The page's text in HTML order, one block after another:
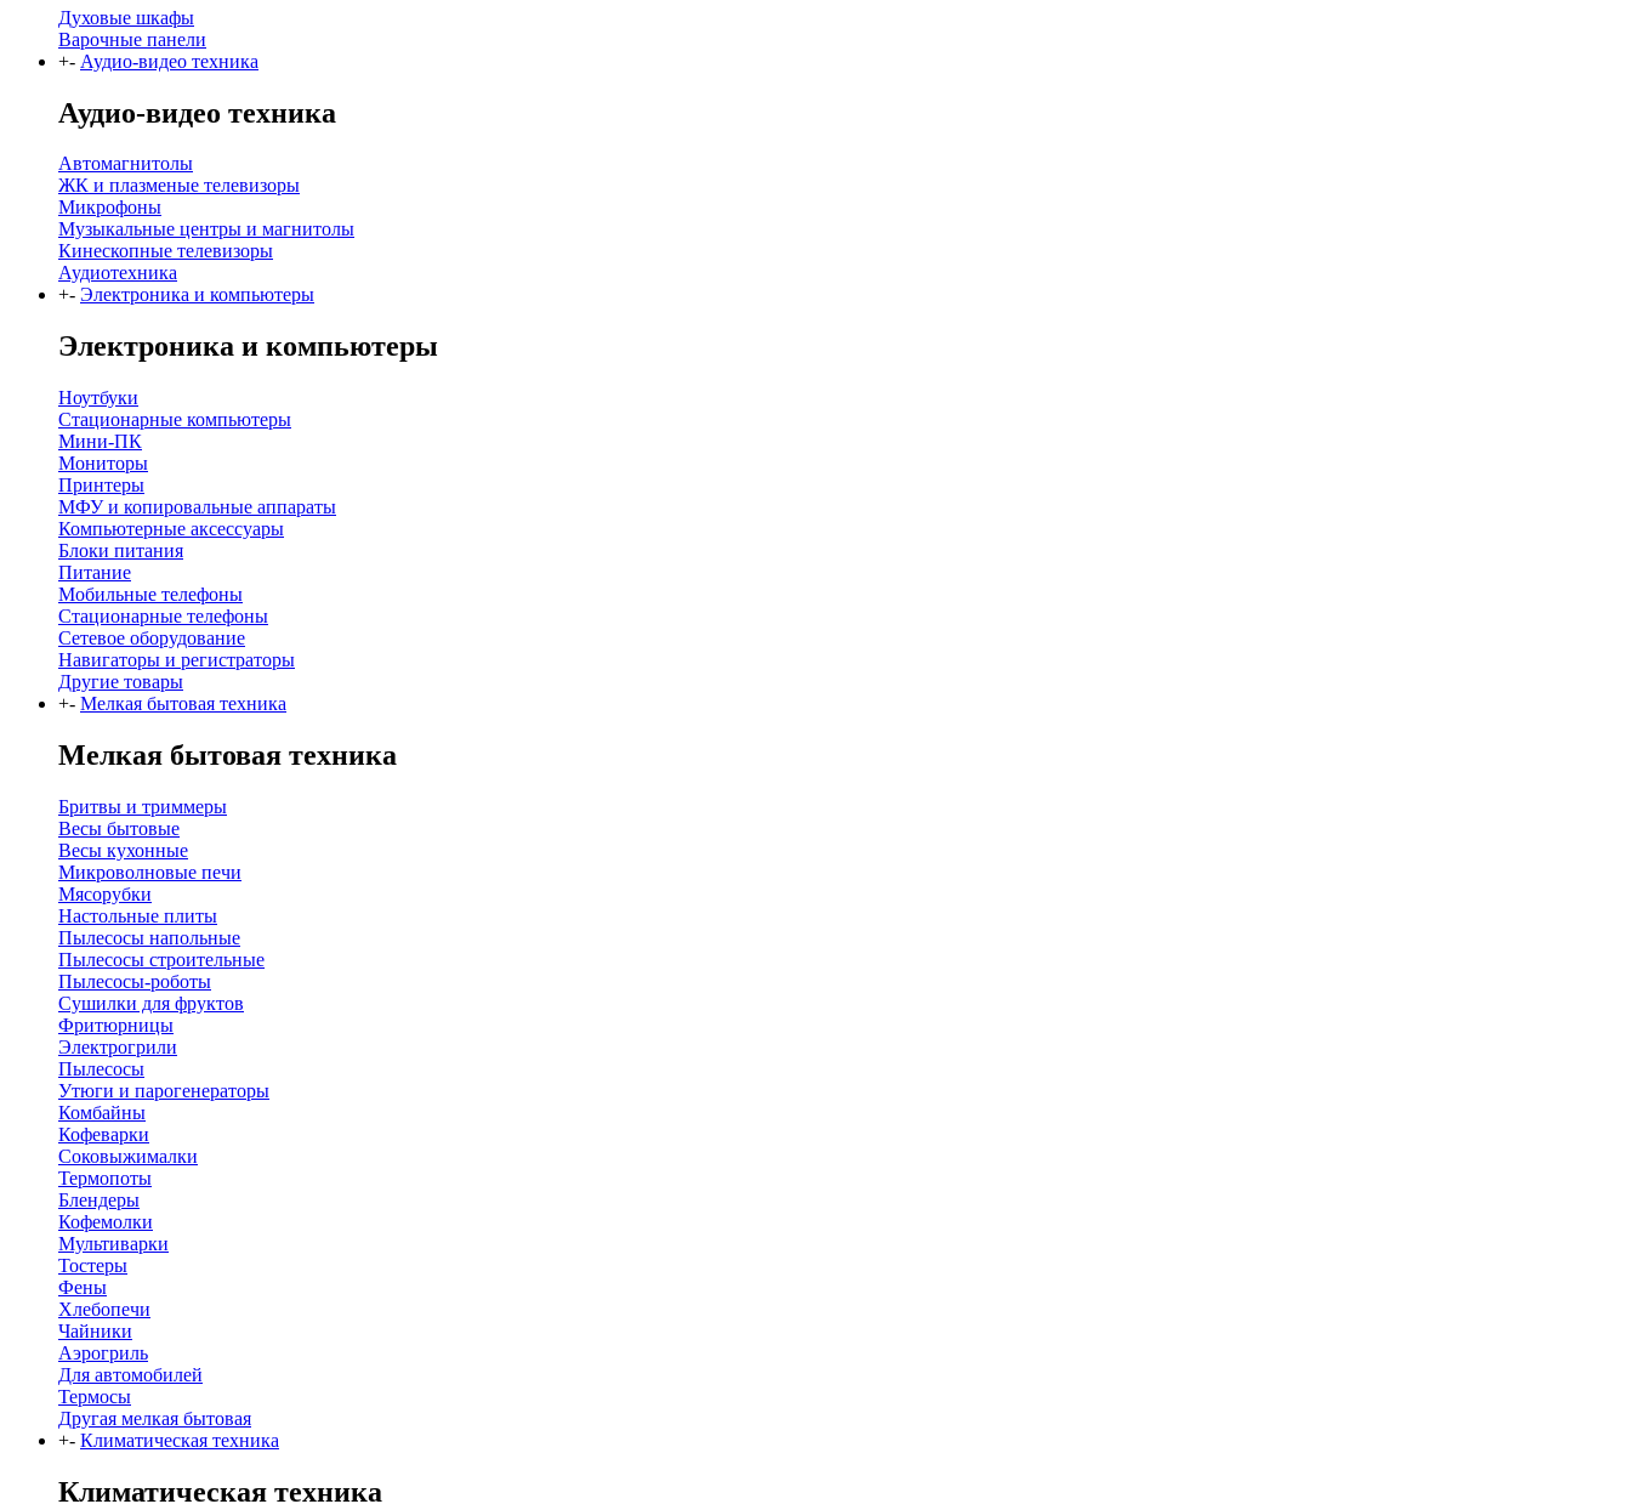
Духовые шкафы
Варочные панели
+- Аудио-видео техника
Аудио-видео техника
Автомагнитолы
ЖК и плазменые телевизоры
Микрофоны
Музыкальные центры и магнитолы
Кинескопные телевизоры
Аудиотехника
+- Электроника и компьютеры
Электроника и компьютеры
Ноутбуки
Стационарные компьютеры
Мини-ПК
Мониторы
Принтеры
МФУ и копировальные аппараты
Компьютерные аксессуары
Блоки питания
Питание
Мобильные телефоны
Стационарные телефоны
Сетевое оборудование
Навигаторы и регистраторы
Другие товары
+- Мелкая бытовая техника
Мелкая бытовая техника
Бритвы и триммеры
Весы бытовые
Весы кухонные
Микроволновые печи
Мясорубки
Настольные плиты
Пылесосы напольные
Пылесосы строительные
Пылесосы-роботы
Сушилки для фруктов
Фритюрницы
Электрогрили
Пылесосы
Утюги и парогенераторы
Комбайны
Кофеварки
Соковыжималки
Термопоты
Блендеры
Кофемолки
Мультиварки
Тостеры
Фены
Хлебопечи
Чайники
Аэрогриль
Для автомобилей
Термосы
Другая мелкая бытовая
+- Климатическая техника
Климатическая техника